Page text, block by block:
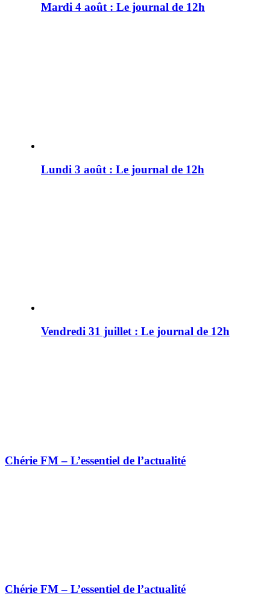
Mardi 4 août : Le journal de 12h
Lundi 3 août : Le journal de 12h
Vendredi 31 juillet : Le journal de 12h
Chérie FM – L’essentiel de l’actualité
Chérie FM – L’essentiel de l’actualité